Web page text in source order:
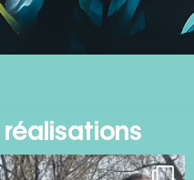
réalisations